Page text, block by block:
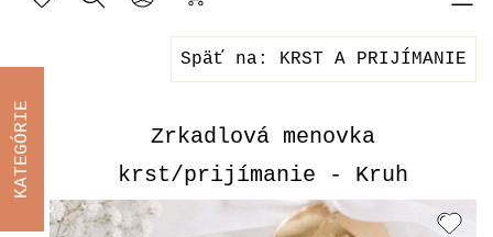
Späť na: KRST A PRIJÍMANIE
Zrkadlová menovka
krst/prijímanie - Kruh
KATEGÓRIE